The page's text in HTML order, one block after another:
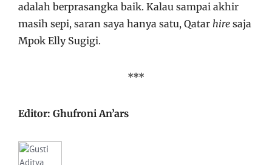
adalah berprasangka baik. Kalau sampai akhir
masih sepi, saran saya hanya satu, Qatar hire saja
Mpok Elly Sugigi.
***
Editor: Ghufroni An’ars